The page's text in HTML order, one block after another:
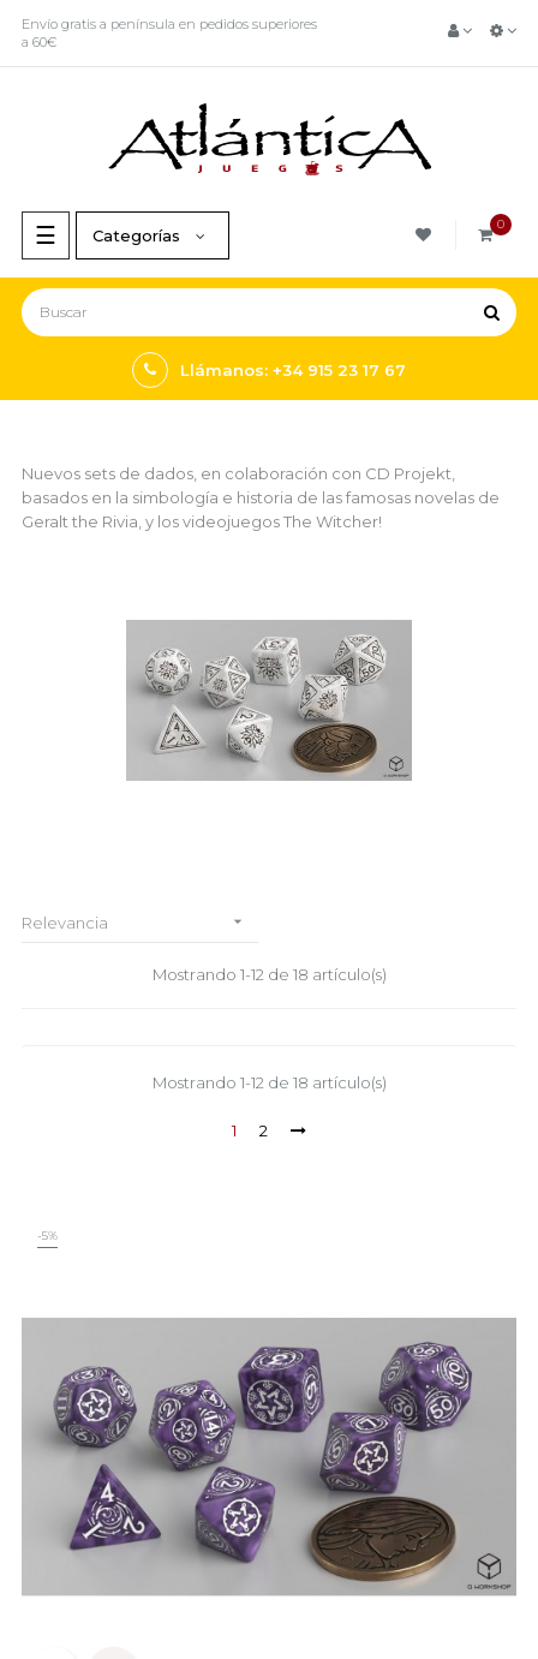
Envío gratis a península en pedidos superiores
a 60€
Navegación
de
palanca
☰ 0
Categorías
Llámanos: +34 915 23 17 67
Nuevos sets de dados, en colaboración con CD Projekt,
basados en la simbología e historia de las famosas novelas de
Geralt the Rivia, y los videojuegos The Witcher!
Relevancia 
Mostrando 1-12 de 18 artículo(s)
Mostrando 1-12 de 18 artículo(s)
1 2
-5%